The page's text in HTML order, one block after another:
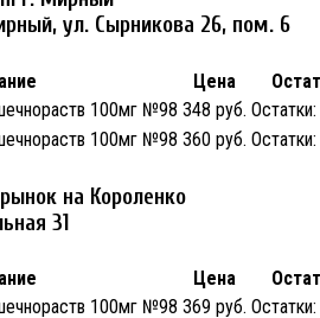
ул. Сырникова 26, пом. 6
Цена
100мг №98 348 руб. Остатки:
100мг №98 360 руб. Остатки:
на Короленко
31
Цена
100мг №98 369 руб. Остатки: